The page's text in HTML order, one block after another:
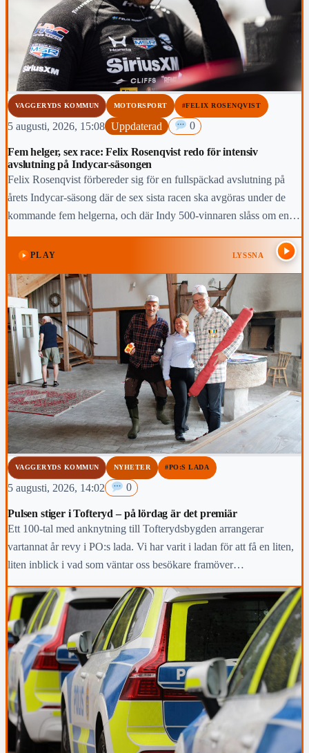
VAGGERYDS KOMMUN MOTORSPORT #FELIX ROSENQVIST
5 augusti, 2026, 15:08 Uppdaterad 0
Fem helger, sex race: Felix Rosenqvist redo för intensiv
avslutning på Indycar-säsongen
Felix Rosenqvist förbereder sig för en fullspäckad avslutning på
årets Indycar-säsong där de sex sista racen ska avgöras under de
kommande fem helgerna, och där Indy 500-vinnaren slåss om en
topp-fem-placering i den slutliga mästerskapstabellen.
PLAY LYSSNA
VAGGERYDS KOMMUN NYHETER #PO:S LADA
5 augusti, 2026, 14:02 0
Pulsen stiger i Tofteryd – på lördag är det premiär
Ett 100-tal med anknytning till Tofterydsbygden arrangerar
vartannat år revy i PO:s lada. Vi har varit i ladan för att få en liten,
liten inblick i vad som väntar oss besökare framöver…